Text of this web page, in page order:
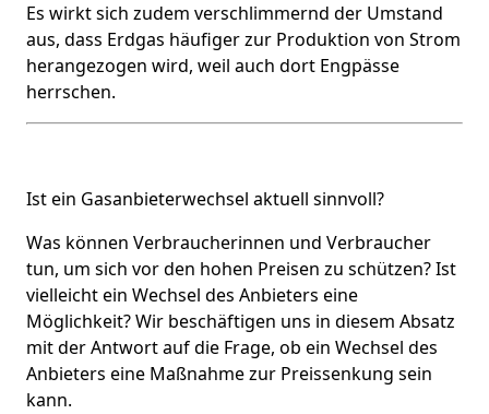
Es wirkt sich zudem verschlimmernd der Umstand
aus, dass Erdgas häufiger zur Produktion von Strom
herangezogen wird, weil auch dort Engpässe
herrschen.
Ist ein Gasanbieterwechsel aktuell sinnvoll?
Was können Verbraucherinnen und Verbraucher
tun, um sich vor den hohen Preisen zu schützen? Ist
vielleicht ein Wechsel des Anbieters eine
Möglichkeit? Wir beschäftigen uns in diesem Absatz
mit der Antwort auf die Frage, ob ein Wechsel des
Anbieters eine Maßnahme zur Preissenkung sein
kann.